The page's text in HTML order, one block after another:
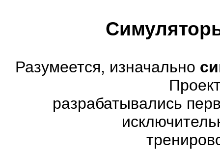
Разумеется, изначально
разрабатывались